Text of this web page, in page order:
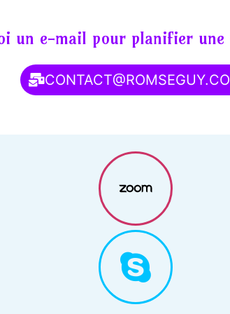
un e-mail pour planifier une